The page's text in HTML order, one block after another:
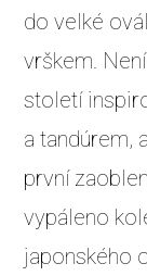
do velké
vrškem.
století
a tandúrem,
první
vypáleno
japonského